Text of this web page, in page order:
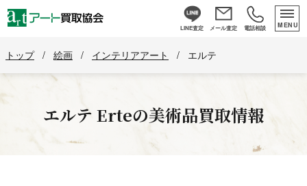
LINE査定 メール査定 電話相談 MENU
トップ / 絵画 / インテリアアート / エルテ
エルテ Erteの美術品買取情報